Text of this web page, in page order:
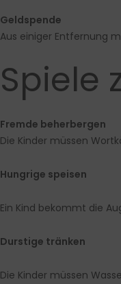
Geldspende
Aus einiger Entfernung
Spiele
Fremde beherbergen
Die Kinder müssen
Hungrige speisen
Ein Kind bekommt die
Durstige tränken
Die Kinder müssen